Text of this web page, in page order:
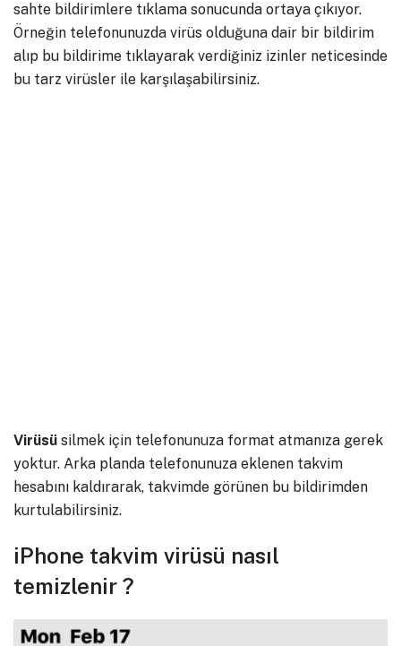
sahte bildirimlere tıklama sonucunda ortaya çıkıyor.
Örneğin telefonunuzda virüs olduğuna dair bir bildirim
alıp bu bildirime tıklayarak verdiğiniz izinler neticesinde
bu tarz virüsler ile karşılaşabilirsiniz.
Virüsü silmek için telefonunuza format atmanıza gerek
yoktur. Arka planda telefonunuza eklenen takvim
hesabını kaldırarak, takvimde görünen bu bildirimden
kurtulabilirsiniz.
iPhone takvim virüsü nasıl
temizlenir ?